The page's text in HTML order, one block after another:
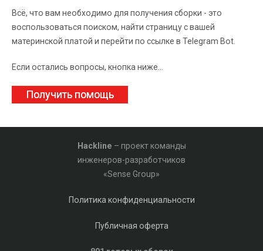
Всё, что вам необходимо для получения сборки - это
воспользоваться поиском, найти страницу с вашей
материнской платой и перейти по ссылке в Telegram Bot.
Если остались вопросы, кнопка ниже...
Получить помощь
Hackline – проект команды
инженеров-разработчиков
«Sense Group»
Политика конфиденциальности
Публичная оферта